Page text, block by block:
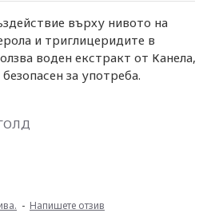
- Напишете отзив
върху нивото на
и триглицеридите в
воден екстракт от Канела,
за употреба.